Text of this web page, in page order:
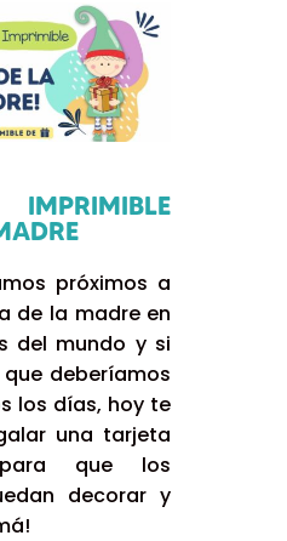
próximos a
de la madre en
del mundo y si
deberíamos
los días, hoy te
una tarjeta
que los
decorar y